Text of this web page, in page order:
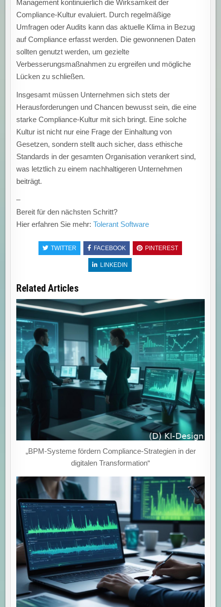
Management kontinuierlich die Wirksamkeit der
Compliance-Kultur evaluiert. Durch regelmäßige
Umfragen oder Audits kann das aktuelle Klima in Bezug
auf Compliance erfasst werden. Die gewonnenen Daten
sollten genutzt werden, um gezielte
Verbesserungsmaßnahmen zu ergreifen und mögliche
Lücken zu schließen.
Insgesamt müssen Unternehmen sich stets der
Herausforderungen und Chancen bewusst sein, die eine
starke Compliance-Kultur mit sich bringt. Eine solche
Kultur ist nicht nur eine Frage der Einhaltung von
Gesetzen, sondern stellt auch sicher, dass ethische
Standards in der gesamten Organisation verankert sind,
was letztlich zu einem nachhaltigeren Unternehmen
beiträgt.
–
Bereit für den nächsten Schritt?
Hier erfahren Sie mehr:Tolerant Software
TWITTER FACEBOOK PINTEREST
LINKEDIN
Related Articles
„BPM-Systeme fördern Compliance-Strategien in der
digitalen Transformation“